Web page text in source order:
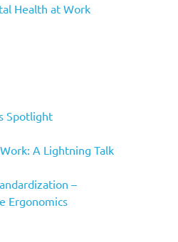
Health at Work
Spotlight
A Lightning Talk
–
Ergonomics